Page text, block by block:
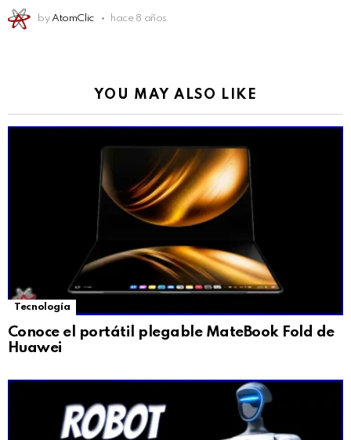
by AtomClic hace 8 años
YOU MAY ALSO LIKE
Tecnología
Conoce el portátil plegable MateBook Fold de
Huawei